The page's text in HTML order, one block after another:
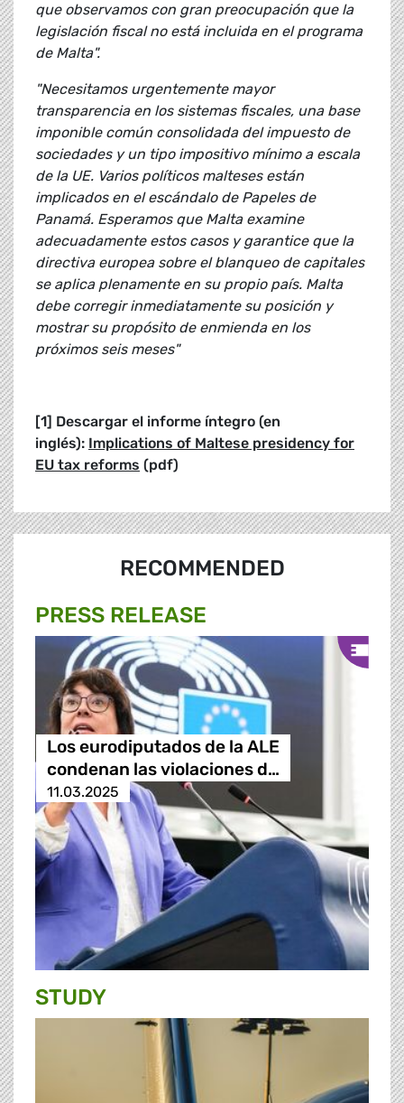
que observamos con gran preocupación que la
legislación fiscal no está incluida en el programa
de Malta".
"Necesitamos urgentemente mayor
transparencia en los sistemas fiscales, una base
imponible común consolidada del impuesto de
sociedades y un tipo impositivo mínimo a escala
de la UE. Varios políticos malteses están
implicados en el escándalo de Papeles de
Panamá. Esperamos que Malta examine
adecuadamente estos casos y garantice que la
directiva europea sobre el blanqueo de capitales
se aplica plenamente en su propio país. Malta
debe corregir inmediatamente su posición y
mostrar su propósito de enmienda en los
próximos seis meses"
[1] Descargar el informe íntegro (en
inglés): Implications of Maltese presidency for
EU tax reforms (pdf)
RECOMMENDED
PRESS RELEASE
Los eurodiputados de la ALE
condenan las violaciones d…
11.03.2025
STUDY